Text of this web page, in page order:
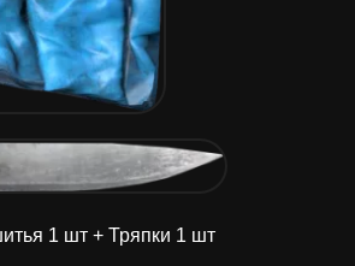
1 шт + Тряпки 1 шт